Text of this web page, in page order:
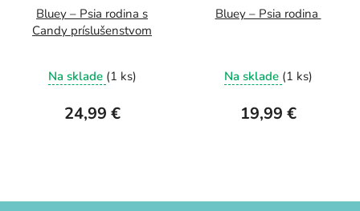
Bluey – Psia rodina s
Candy príslušenstvom
Na sklade (1 ks)
24,99 €
Bluey – Psia rodina
Na sklade (1 ks)
19,99 €